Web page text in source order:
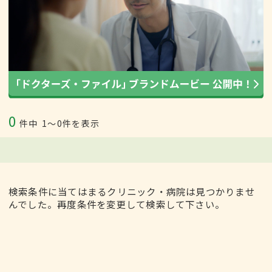
0 件中 1〜0件を表示
検索条件に当てはまるクリニック・病院は見つかりませ
んでした。再度条件を変更して検索して下さい。